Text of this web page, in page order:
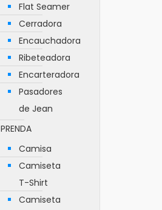
Flat Seamer
Cerradora
Encauchadora
Ribeteadora
Encarteradora
Pasadores
de Jean
PRENDA
Camisa
Camiseta
T-Shirt
Camiseta